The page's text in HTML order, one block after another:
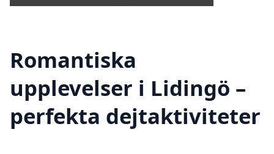
Romantiska
upplevelser i Lidingö –
perfekta dejtaktiviteter